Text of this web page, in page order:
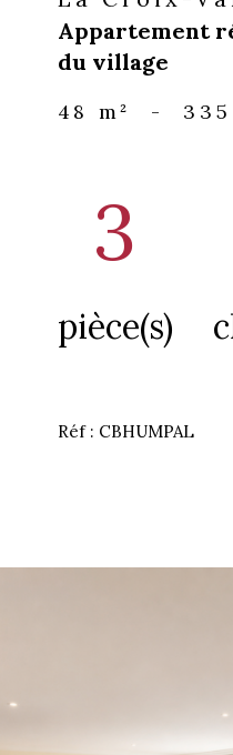
Appartement
du village
48 m² -
3
pièce(s)
Réf : CBHUMPAL